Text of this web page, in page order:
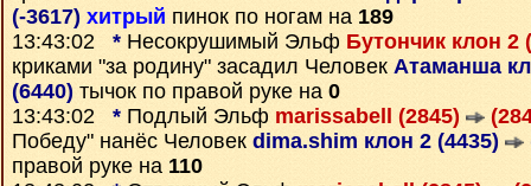
(-3617) хитрый пинок по ногам на 189
13:43:02 * Несокрушимый Эльф Бутончик клон 2
криками "за родину" засадил Человек Атаманша
(6440) тычок по правой руке на 0
13:43:02 * Подлый Эльф marissabell (2845)
Победу" нанёс Человек dima.shim клон 2 (4435)
правой руке на 110